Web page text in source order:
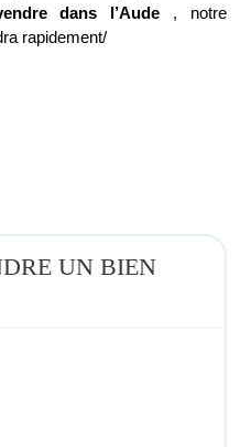
dans l’Aude , notre
rapidement/
UN BIEN